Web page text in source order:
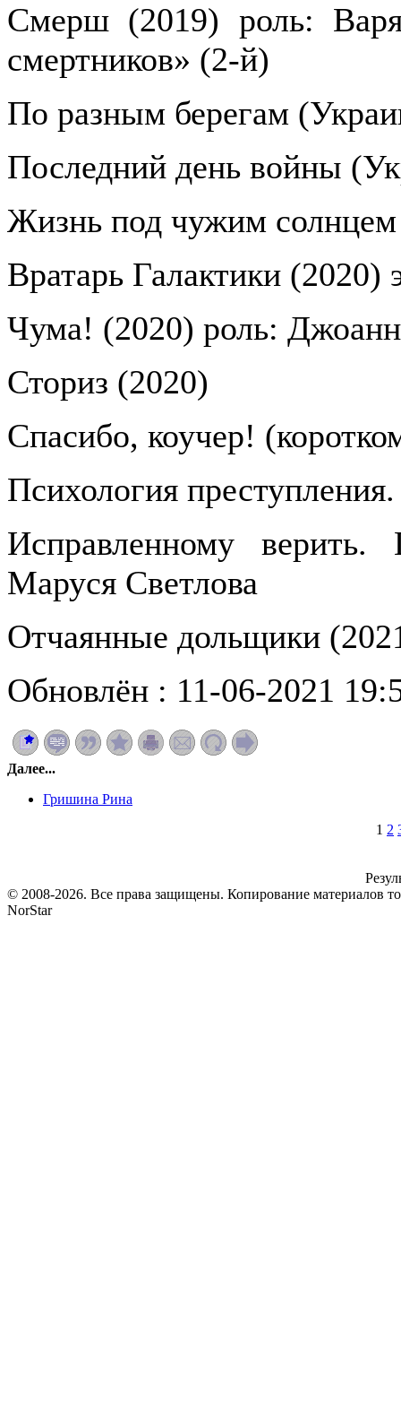
Смерш (2019) роль:
смертников» (2-й)
По разным берегам
Последний день войны
Жизнь под чужим
Вратарь Галактики (2020)
Чума! (2020) роль:
Сториз (2020)
Спасибо, коучер!
Психология
Исправленному
Маруся Светлова
Отчаянные дольщики
Обновлён : 11-06-2021
Далее...
Гришина Рина
1 2
© 2008-2026. Все права защищены. Копирование материалов
NorStar